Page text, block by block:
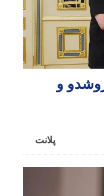
و
پلانت